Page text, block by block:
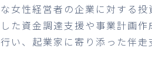
な女性経営者の企業に対する
した資金調達支援や事業計画
行い、起業家に寄り添った伴走